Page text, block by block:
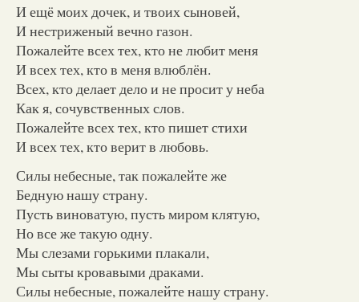
И ещё моих дочек, и твоих сыновей,
И нестриженый вечно газон.
Пожалейте всех тех, кто не любит меня
И всех тех, кто в меня влюблён.
Всех, кто делает дело и не просит у неба
Как я, сочувственных слов.
Пожалейте всех тех, кто пишет стихи
И всех тех, кто верит в любовь.
Силы небесные, так пожалейте же
Бедную нашу страну.
Пусть виноватую, пусть миром клятую,
Но все же такую одну.
Мы слезами горькими плакали,
Мы сыты кровавыми драками.
Силы небесные, пожалейте нашу страну.